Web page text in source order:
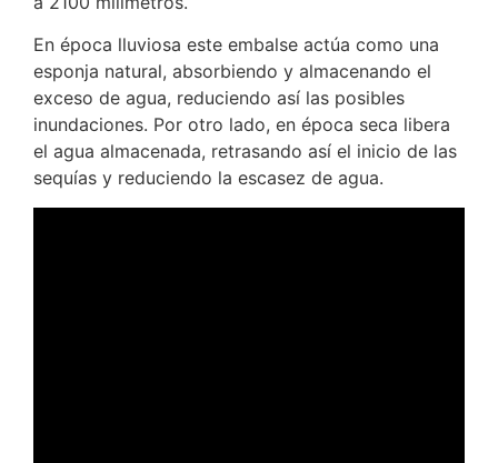
En época lluviosa este embalse actúa como una
esponja natural, absorbiendo y almacenando el
exceso de agua, reduciendo así las posibles
inundaciones. Por otro lado, en época seca libera
el agua almacenada, retrasando así el inicio de las
sequías y reduciendo la escasez de agua.